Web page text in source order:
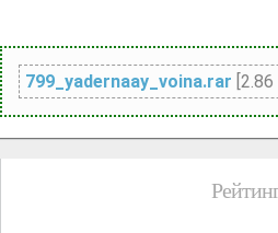
799_yadernaay_voina.rar